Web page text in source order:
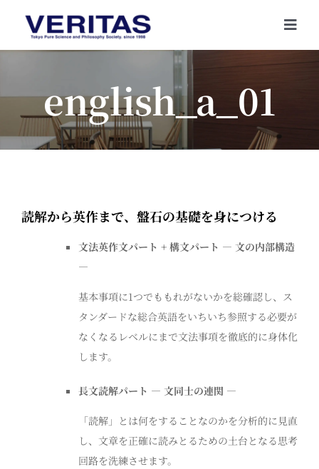
content
english_a_01
読解から英作まで、盤石の基礎を身につける
文法英作文パート + 構文パート ― 文の内部構造
―
基本事項に1つでももれがないかを総確認し、ス
タンダードな総合英語をいちいち参照する必要が
なくなるレベルにまで文法事項を徹底的に身体化
します。
長文読解パート ― 文同士の連関 ―
「読解」とは何をすることなのかを分析的に見直
し、文章を正確に読みとるための土台となる思考
回路を洗練させます。